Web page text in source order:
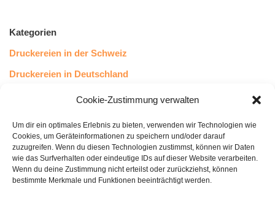
Cookie-Zustimmung verwalten
Um dir ein optimales Erlebnis zu bieten, verwenden wir Technologien wie
Cookies, um Geräteinformationen zu speichern und/oder darauf
zuzugreifen. Wenn du diesen Technologien zustimmst, können wir Daten
wie das Surfverhalten oder eindeutige IDs auf dieser Website verarbeiten.
Wenn du deine Zustimmung nicht erteilst oder zurückziehst, können
bestimmte Merkmale und Funktionen beeinträchtigt werden.
Kategorien
Druckereien in der Schweiz
Druckereien in Deutschland
Druckereien in Österreich
Kundenstimmen